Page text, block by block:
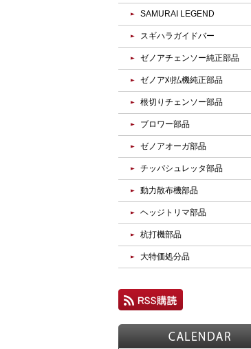
SAMURAI LEGEND
スギハラガイドバー
ゼノアチェンソー純正部品
ゼノア刈払機純正部品
根切りチェンソー部品
ブロワー部品
ゼノアオーガ部品
チッパシュレッタ部品
動力散布機部品
ヘッジトリマ部品
杭打機部品
大特価処分品